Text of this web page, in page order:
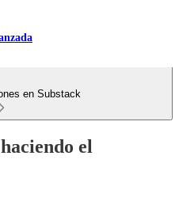
en Substack
el